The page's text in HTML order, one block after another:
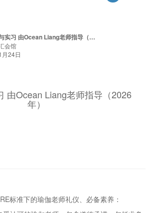
职业素养与实习 由Ocean Liang老师指导（2026年）
会馆
24日
由Ocean Liang老师指导（2026
年）
标准下的瑜伽老师礼仪、必备素养：